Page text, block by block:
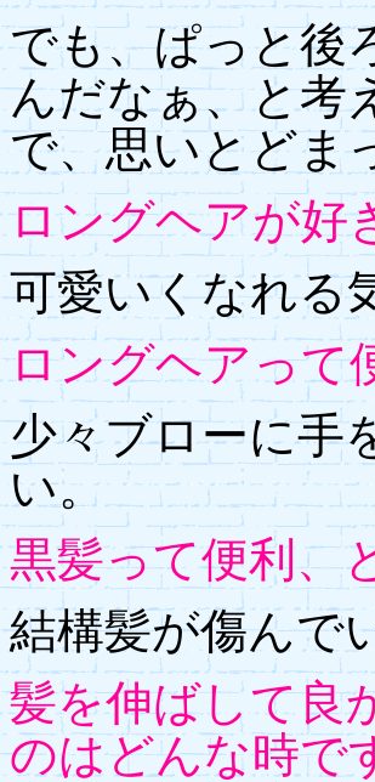
でも、ぱっと後
んだなぁ、と考
で、思いとどま
ロングヘアが好
可愛いくなれる
ロングヘアって
少々ブローに手
い。
黒髪って便利、
結構髪が傷んで
髪を伸ばして良
のはどんな時で